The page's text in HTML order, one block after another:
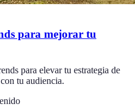
para mejorar tu
para elevar tu estrategia de
tu audiencia.